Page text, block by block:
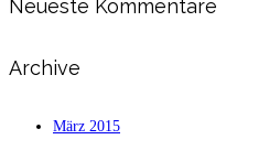
Neueste Kommentare
Archive
März 2015